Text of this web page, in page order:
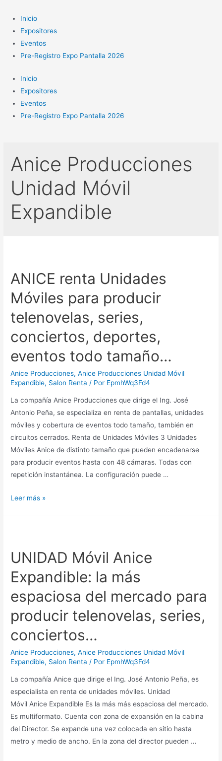
contenido
Inicio
Expositores
Eventos
Pre-Registro Expo Pantalla 2026
Inicio
Expositores
Eventos
Pre-Registro Expo Pantalla 2026
Anice Producciones
Unidad Móvil
Expandible
ANICE renta Unidades
Móviles para producir
telenovelas, series,
conciertos, deportes,
eventos todo tamaño…
Anice Producciones,Anice Producciones Unidad Móvil
Expandible, Salon Renta / Por EpmhWq3Fd4
La compañía Anice Producciones que dirige el Ing. José
Antonio Peña, se especializa en renta de pantallas, unidades
móviles y cobertura de eventos todo tamaño, también en
circuitos cerrados. Renta de Unidades Móviles 3 Unidades
Móviles Anice de distinto tamaño que pueden encadenarse
para producir eventos hasta con 48 cámaras. Todas con
repetición instantánea. La configuración puede …
ANICE
producir
telenovelas,
series,
conciertos,
deportes,
eventos
todo
Leer más »
UNIDAD Móvil Anice
Expandible: la más
espaciosa del mercado para
producir telenovelas, series,
conciertos…
Anice Producciones,Anice Producciones Unidad Móvil
Expandible, Salon Renta / Por EpmhWq3Fd4
La compañía Anice que dirige el Ing. José Antonio Peña, es
especialista en renta de unidades móviles. Unidad
Móvil Anice Expandible Es la más más espaciosa del mercado.
Es multiformato. Cuenta con zona de expansión en la cabina
del Director. Se expande una vez colocada en sitio hasta
metro y medio de ancho. En la zona del director pueden …